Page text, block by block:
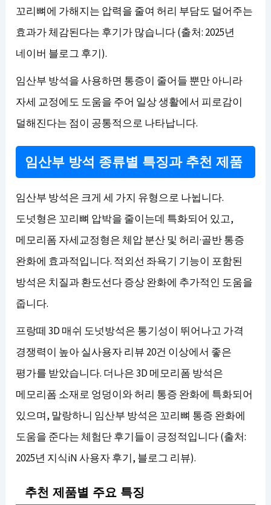
꼬리뼈에 가해지는 압력을 줄여 허리 부담도 덜어주는
효과가 체감된다는 후기가 많습니다 (출처: 2025년
네이버 블로그 후기).
임산부 방석을 사용하면 통증이 줄어들 뿐만 아니라
자세 교정에도 도움을 주어 일상 생활에서 피로감이
덜해진다는 점이 공통적으로 나타납니다.
임산부 방석 종류별 특징과 추천 제품
임산부 방석은 크게 세 가지 유형으로 나뉩니다.
도넛형은 꼬리뼈 압박을 줄이는데 특화되어 있고,
메모리폼 자세교정형은 체압 분산 및 허리·골반 통증
완화에 효과적입니다. 적외선 좌욕기 기능이 포함된
방석은 치질과 환도선다 증상 완화에 추가적인 도움을
줍니다.
프랑떼 3D 매쉬 도넛방석은 통기성이 뛰어나고 가격
경쟁력이 높아 실사용자 리뷰 20건 이상에서 좋은
평가를 받았습니다. 더나은 3D 메모리폼 방석은
메모리폼 소재로 엉덩이와 허리 통증 완화에 특화되어
있으며, 말랑하니 임산부 방석은 꼬리뼈 통증 완화에
도움을 준다는 체험단 후기들이 긍정적입니다 (출처:
2025년 지식iN 사용자 후기, 블로그 리뷰).
추천 제품별 주요 특징